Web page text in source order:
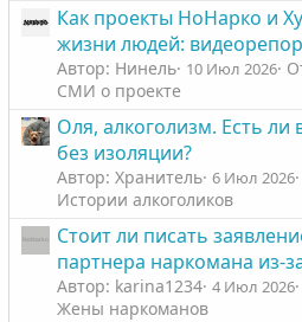
Как проекты НоНарко и
жизни людей:
Автор: Нинель 10 Июл 2026
СМИ о проекте
Оля, алкоголизм. Есть
без изоляции?
Автор: Хранитель 6 Июл 2026
Истории алкоголиков
Стоит ли писать
партнера наркомана из-
Автор: karina1234 4 Июл 2026
Жены наркоманов